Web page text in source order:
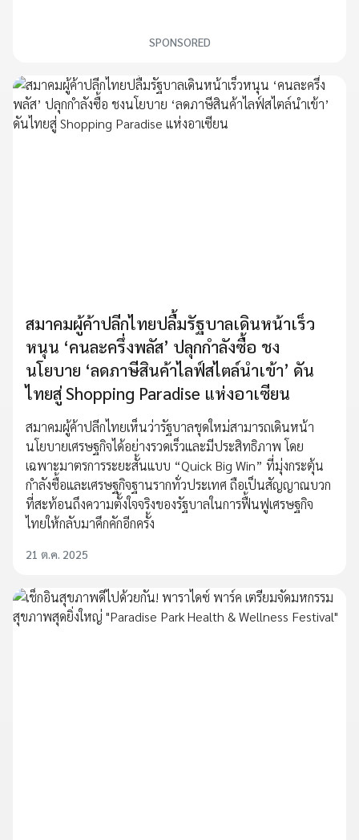
SPONSORED
สมาคมผู้ค้าปลีกไทยปลื้มรัฐบาลเดินหน้าเร็ว
หนุน ‘คนละครึ่งพลัส’ ปลุกกำลังซื้อ ชง
นโยบาย ‘ลดภาษีสินค้าไลฟ์สไตล์นำเข้า’ ดัน
ไทยสู่ Shopping Paradise แห่งอาเซียน
สมาคมผู้ค้าปลีกไทยเห็นว่ารัฐบาลชุดใหม่สามารถเดินหน้า
นโยบายเศรษฐกิจได้อย่างรวดเร็วและมีประสิทธิภาพ โดย
เฉพาะมาตรการระยะสั้นแบบ “Quick Big Win” ที่มุ่งกระตุ้น
กำลังซื้อและเศรษฐกิจฐานรากทั่วประเทศ ถือเป็นสัญญาณบวก
ที่สะท้อนถึงความตั้งใจจริงของรัฐบาลในการฟื้นฟูเศรษฐกิจ
ไทยให้กลับมาคึกคักอีกครั้ง
21 ต.ค. 2025